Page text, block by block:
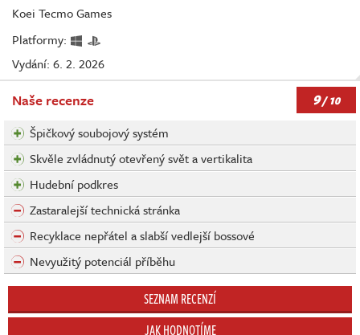
Koei Tecmo Games
Platformy:
Vydání: 6. 2. 2026
Naše recenze 9/ 10
Špičkový soubojový systém
Skvěle zvládnutý otevřený svět a vertikalita
Hudební podkres
Zastaralejší technická stránka
Recyklace nepřátel a slabší vedlejší bossové
Nevyužitý potenciál příběhu
SEZNAM RECENZÍ
JAK HODNOTÍME